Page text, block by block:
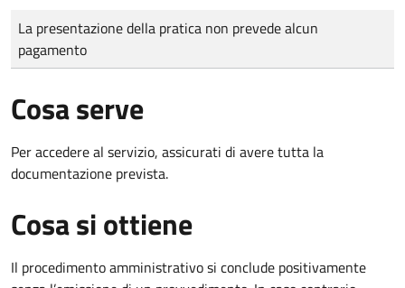
Tipo di pagamento
Importo
La presentazione della pratica non prevede alcun
pagamento
Cosa serve
Per accedere al servizio, assicurati di avere tutta la
documentazione prevista.
Cosa si ottiene
Il procedimento amministrativo si conclude positivamente